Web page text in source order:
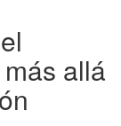
allá